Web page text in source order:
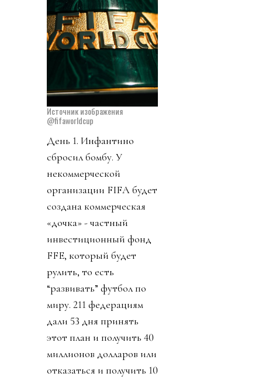
Источник изображения
@fifaworldcup
День 1. Инфантино
сбросил бомбу. У
некоммерческой
организации FIFA будет
создана коммерческая
«дочка» - частный
инвестиционный фонд
FFE, который будет
рулить, то есть
“развивать” футбол по
миру. 211 федерациям
дали 53 дня принять
этот план и получить 40
миллионов долларов или
отказаться и получить 10